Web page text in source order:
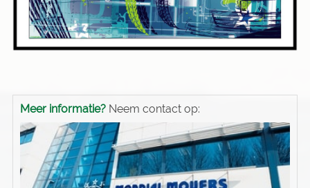
Meer informatie?Neem contact op: